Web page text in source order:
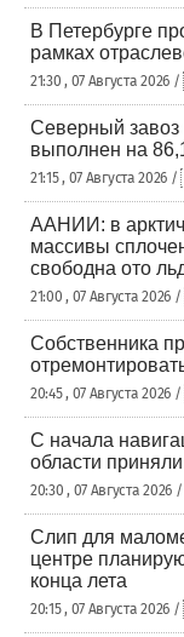
В Петербурге
рамках
21:30 , 07 Августа 2026 /
Северный завоз
выполнен на
21:15 , 07 Августа 2026 /
ААНИИ: в
массивы
свободна ото
21:00 , 07 Августа 2026 /
Собственника
20:45 , 07 Августа 2026 /
С начала
области
20:30 , 07 Августа 2026
Слип для
центре
конца лета
20:15 , 07 Августа 2026 /